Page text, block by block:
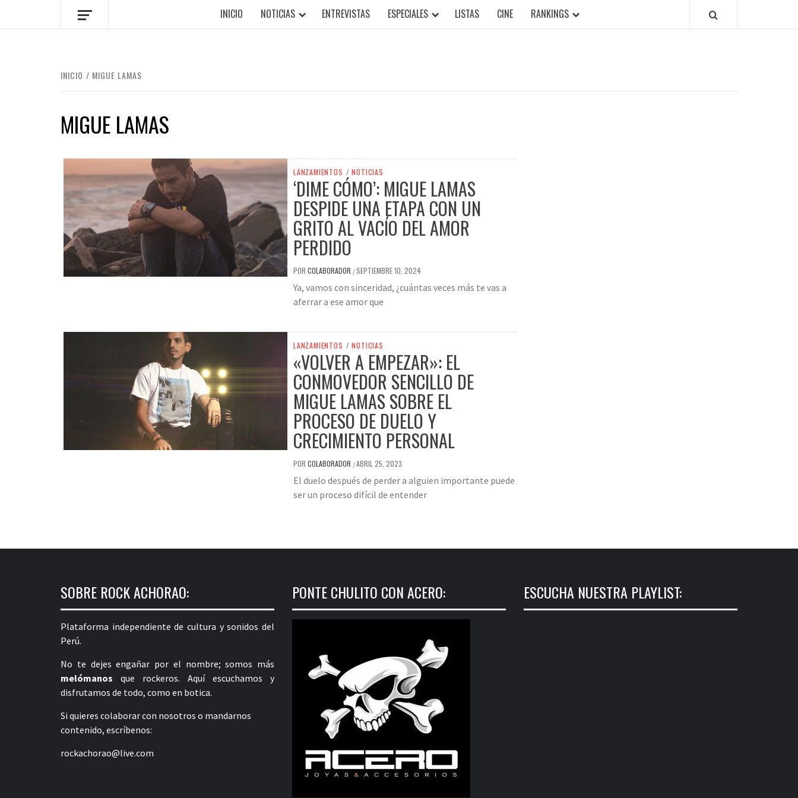
INICIO NOTICIAS ENTREVISTAS ESPECIALES LISTAS CINE RANKINGS
INICIO MIGUE LAMAS
MIGUE LAMAS
LANZAMIENTOS / NOTICIAS
‘DIME CÓMO’: MIGUE LAMAS
DESPIDE UNA ETAPA CON UN
GRITO AL VACÍO DEL AMOR
PERDIDO
POR COLABORADOR /SEPTIEMBRE 10, 2024
Ya, vamos con sinceridad, ¿cuántas veces más te vas a
aferrar a ese amor que
LANZAMIENTOS / NOTICIAS
«VOLVER A EMPEZAR»: EL
CONMOVEDOR SENCILLO DE
MIGUE LAMAS SOBRE EL
PROCESO DE DUELO Y
CRECIMIENTO PERSONAL
POR COLABORADOR /ABRIL 25, 2023
El duelo después de perder a alguien importante puede
ser un proceso difícil de entender
SOBRE ROCK ACHORAO:
Plataforma independiente de cultura y sonidos del
Perú.
No te dejes engañar por el nombre; somos más
melómanos que rockeros. Aquí escuchamos y
disfrutamos de todo, como en botica.
Si quieres colaborar con nosotros o mandarnos
contenido, escríbenos:
rockachorao@live.com
PONTE CHULITO CON ACERO: ESCUCHA NUESTRA PLAYLIST: